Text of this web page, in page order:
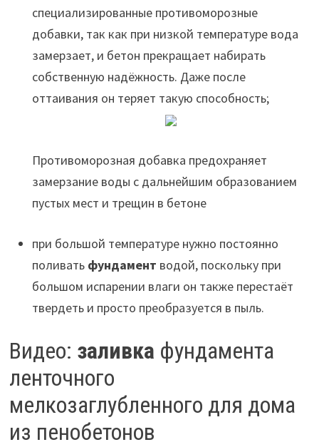
специализированные противоморозные
добавки, так как при низкой температуре вода
замерзает, и бетон прекращает набирать
собственную надёжность. Даже после
оттаивания он теряет такую способность;
Противоморозная добавка предохраняет
замерзание воды с дальнейшим образованием
пустых мест и трещин в бетоне
при большой температуре нужно постоянно
поливать фундамент водой, поскольку при
большом испарении влаги он также перестаёт
твердеть и просто преобразуется в пыль.
Видео: заливка фундамента
ленточного
мелкозаглубленного для дома
из пенобетонов